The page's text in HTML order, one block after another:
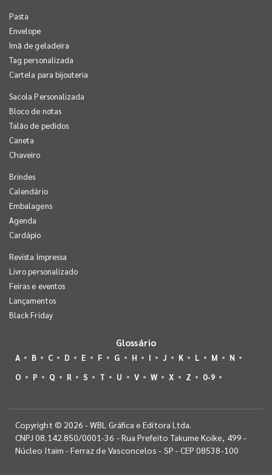
Pasta
Envelope
Imã de geladeira
Tag personalizada
Cartela para bijouteria
Sacola Personalizada
Bloco de notas
Talão de pedidos
Caneta
Chaveiro
Brindes
Calendário
Embalagens
Agenda
Cardápio
Revista Impressa
Livro personalizado
Feiras e eventos
Lançamentos
Black Friday
Glossário
A B C D E F G H I J K L M
N
O
P Q R S T U V W X Z 0-9
Copyright © 2026 - WBL Gráfica e Editora Ltda.
CNPJ 08.142.850/0001-36 - Rua Prefeito Takume Koike, 499 -
Núcleo Itaim - Ferraz de Vasconcelos - SP - CEP 08538-100